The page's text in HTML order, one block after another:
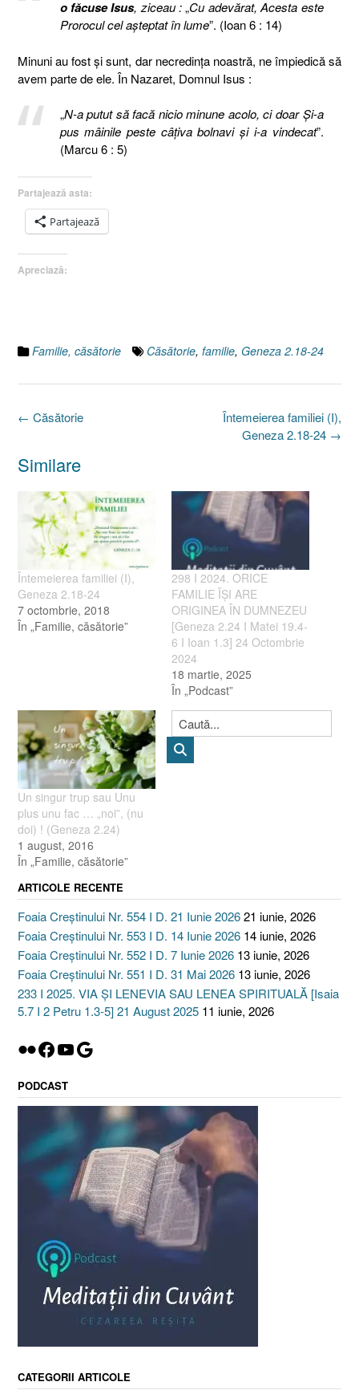
o făcuse Isus, ziceau : „Cu adevărat, Acesta este
Prorocul cel aşteptat în lume”. (Ioan 6 : 14)
Minuni au fost şi sunt, dar necredinţa noastră, ne împiedică să
avem parte de ele. În Nazaret, Domnul Isus :
„N-a putut să facă nicio minune acolo, ci doar Şi-a
pus mâinile peste câţiva bolnavi şi i-a vindecat”.
(Marcu 6 : 5)
Partajează asta:
Partajează
Apreciază:
Familie, căsătorie Căsătorie, familie, Geneza 2.18-24
Post
Întemeierea familiei (I),
Geneza 2.18-24 →
← Căsătorie
Similare
Întemeierea familiei (I),
Geneza 2.18-24
7 octombrie, 2018
În „Familie, căsătorie”
298 I 2024. ORICE
FAMILIE ÎȘI ARE
ORIGINEA ÎN DUMNEZEU
[Geneza 2.24 I Matei 19.4-
6 I Ioan 1.3] 24 Octombrie
2024
18 martie, 2025
În „Podcast”
Un singur trup sau Unu
plus unu fac … „noi”, (nu
doi) ! (Geneza 2.24)
1 august, 2016
În „Familie, căsătorie”
ARTICOLE RECENTE
Foaia Creștinului Nr. 554 I D. 21 Iunie 202621 iunie, 2026
Foaia Creștinului Nr. 553 I D. 14 Iunie 2026 14 iunie, 2026
Foaia Creștinului Nr. 552 I D. 7 Iunie 2026 13 iunie, 2026
Foaia Creștinului Nr. 551 I D. 31 Mai 2026 13 iunie, 2026
233 I 2025. VIA ȘI LENEVIA SAU LENEA SPIRITUALĂ [Isaia
5.7 I 2 Petru 1.3-5] 21 August 2025 11 iunie, 2026
Flickr
Facebook
YouTube
Google
PODCAST
CATEGORII ARTICOLE